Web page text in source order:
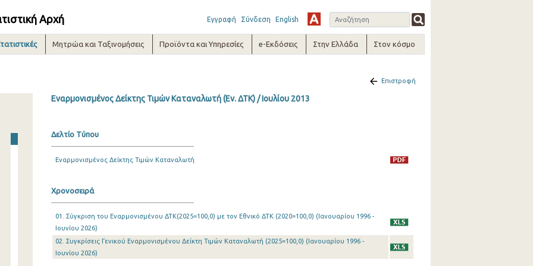
Αρχή Εγγραφή Σύνδεση English
Μητρώα και Ταξινομήσεις Προϊόντα και Υπηρεσίες e-Εκδόσεις Στην Ελλάδα Στον κόσμο
Επιστροφή
Εναρμονισμένος Δείκτης Τιμών Καταναλωτή (Εν. ΔΤΚ) / Ιουλίου 2013
Δελτίο Τύπου
Εναρμονισμένος Δείκτης Τιμών Καταναλωτή
Χρονοσειρά
01. Σύγκριση του Εναρμονισμένου ΔΤΚ(2025=100,0) με τον Εθνικό ΔΤΚ (2020=100,0) (Ιανουαρίου 1996 -
Ιουνίου 2026)
02. Συγκρίσεις Γενικού Εναρμονισμένου Δείκτη Τιμών Καταναλωτή (2025=100,0) (Ιανουαρίου 1996 -
Ιουνίου 2026)